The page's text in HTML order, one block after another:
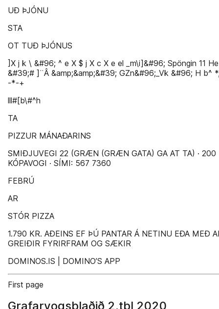
UÐ ÞJÓNU
STA
OT TUÐ ÞJÓNUS
]X j k \ &#96; ^ e X $ j X c X e el _m\i]&#96; Spöngin 11
&#39;# ]¨Â &amp;&amp;&#39; GZn&#96;_Vk &#96; H
-*-+
lll#[b\#^h
TA
PIZZUR MÁNAÐARINS
SMIÐJUVEGI 22 (GRÆN (GRÆN GATA) GA AT TA) · 200
KÓPAVOGI · SÍMI: 567 7360
FEBRÚ
AR
STÓR PIZZA
1.790 KR. AÐEINS EF ÞÚ PANTAR Á NETINU EÐA MEÐ
GREIÐIR FYRIRFRAM OG SÆKIR
DOMINOS.IS | DOMINO’S APP
First page
Grafarvogsblaðið 2.tbl 2020